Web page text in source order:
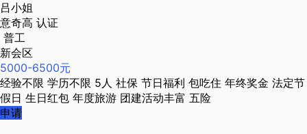
吕小姐
意奇高 认证
普工
新会区
5000-6500元
经验不限 学历不限 5人 社保 节日福利 包吃住 年终奖金 法定节
假日 生日红包 年度旅游 团建活动丰富 五险
申请